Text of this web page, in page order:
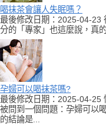
喝抹茶會讓人失眠嗎？
最後修改日期：2025-04-23
分的「專家」也這麼說，真
孕婦可以喝抹茶嗎?
最後修改日期：2025-04-25
被問到一個問題：孕婦可以
的結論是...